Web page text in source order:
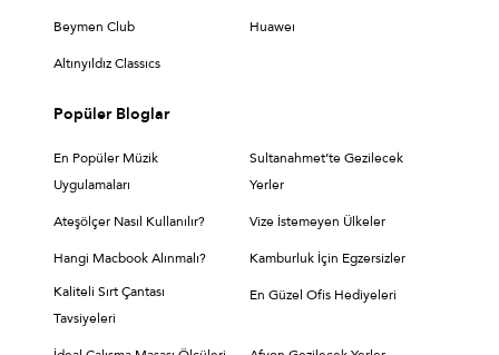
Beymen Club Huaweı
Altınyıldız Classıcs
Popüler Bloglar
En Popüler Müzik
Uygulamaları
Sultanahmet’te Gezilecek
Yerler
Ateşölçer Nasıl Kullanılır? Vize İstemeyen Ülkeler
Hangi Macbook Alınmalı?
Kamburluk İçin Egzersizler
Kaliteli Sırt Çantası
Tavsiyeleri
En Güzel Ofis Hediyeleri